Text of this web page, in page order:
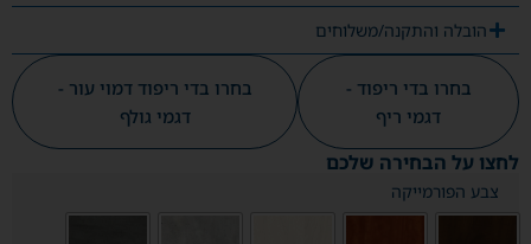
הובלה והתקנה/משלוחים
בחרו בדי ריפוד דמוי עור -
דגמי גולף
בחרו בדי ריפוד -
דגמי ריף
לחצו על הבחירה שלכם
צבע הפורמייקה